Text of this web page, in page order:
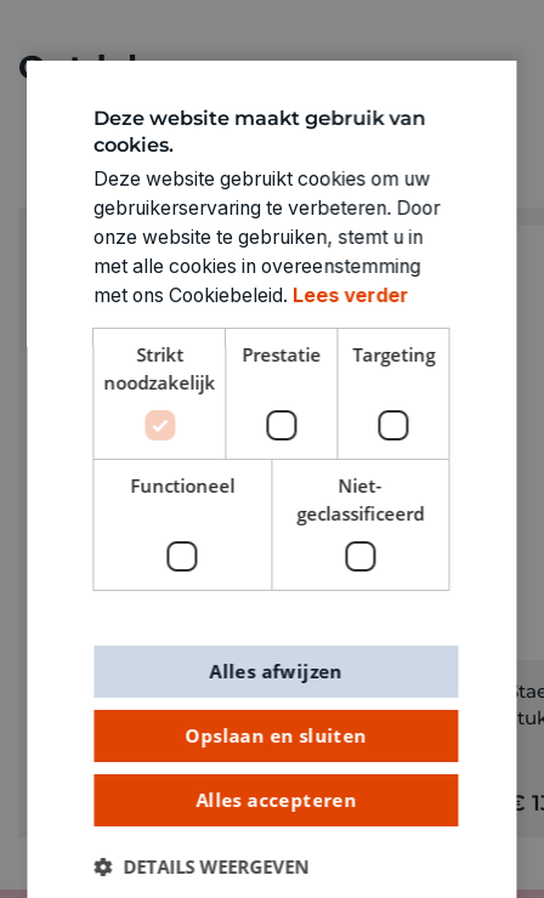
Ontdek meer
€
Deze website maakt gebruik van
cookies.
Deze website gebruikt cookies om uw
gebruikerservaring te verbeteren. Door
onze website te gebruiken, stemt u in
met alle cookies in overeenstemming
met ons Cookiebeleid. Lees verder
Strikt
noodzakelijk
Prestatie Targeting
Functioneel
Niet-
geclassificeerd
Opslaan en sluiten
Alles accepteren
Alles afwijzen
DETAILS WEERGEVEN